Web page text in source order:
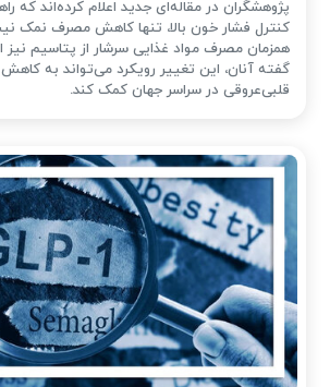
پژوهشگران در مقاله‌ای جدید اعلام کرده‌اند که
کنترل فشار خون بالا، تنها کاهش مصرف نمک
همزمان مصرف مواد غذایی سرشار از پتاسیم نیز
گفته آنان، این تغییر رویکرد می‌تواند به
قلبی‌عروقی در سراسر جهان کمک کند.